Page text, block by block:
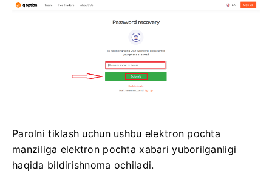
Parolni tiklash uchun ushbu elektron pochta
manziliga elektron pochta xabari yuborilganligi
haqida bildirishnoma ochiladi.